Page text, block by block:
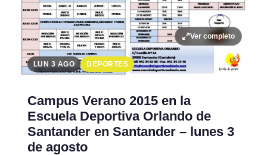
Ver completo
LUN 3 AGO DEPORTES
Campus Verano 2015 en la
Escuela Deportiva Orlando de
Santander en Santander – lunes 3
de agosto